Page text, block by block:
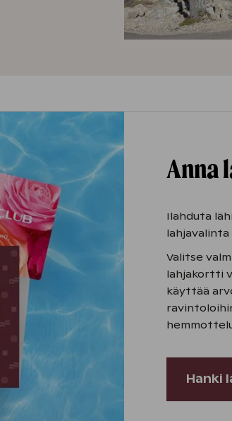
Anna
Ilahduta
lahjavalinta
Valitse
lahjakortti
käyttää
Hanki